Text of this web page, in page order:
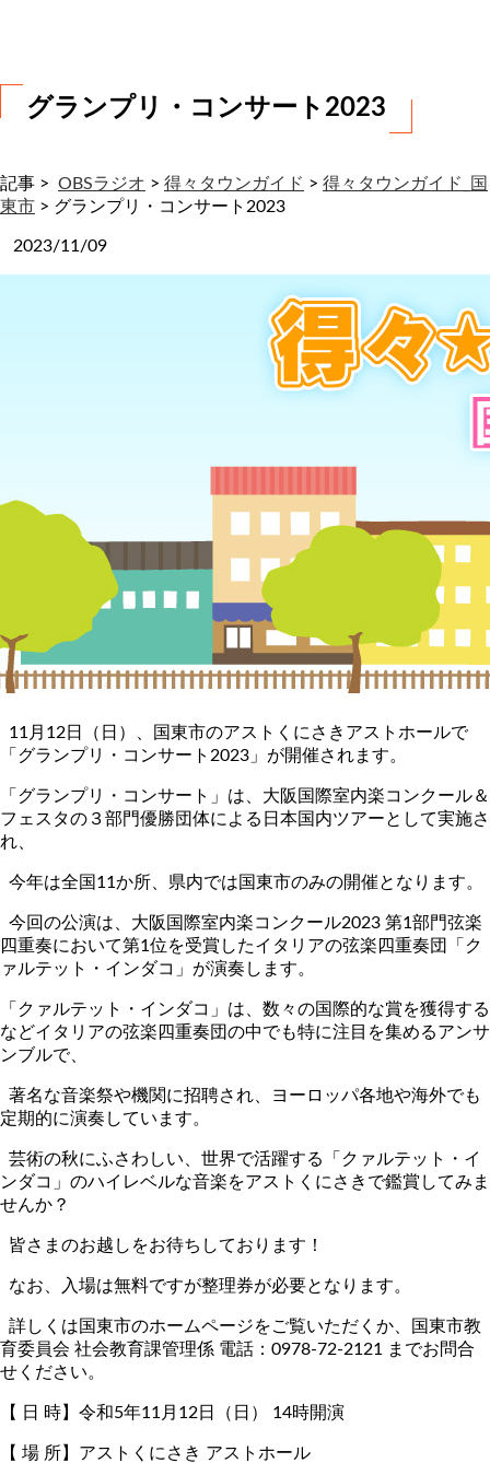
グランプリ・コンサート2023
記事 > OBSラジオ > 得々タウンガイド > 得々タウンガイド_国
東市 > グランプリ・コンサート2023
2023/11/09
11月12日（日）、国東市のアストくにさきアストホールで
「グランプリ・コンサート2023」が開催されます。
「グランプリ・コンサート」は、大阪国際室内楽コンクール＆
フェスタの３部門優勝団体による日本国内ツアーとして実施さ
れ、
今年は全国11か所、県内では国東市のみの開催となります。
今回の公演は、大阪国際室内楽コンクール2023 第1部門弦楽
四重奏において第1位を受賞したイタリアの弦楽四重奏団「ク
ァルテット・インダコ」が演奏します。
「クァルテット・インダコ」は、数々の国際的な賞を獲得する
などイタリアの弦楽四重奏団の中でも特に注目を集めるアンサ
ンブルで、
著名な音楽祭や機関に招聘され、ヨーロッパ各地や海外でも
定期的に演奏しています。
芸術の秋にふさわしい、世界で活躍する「クァルテット・イ
ンダコ」のハイレベルな音楽をアストくにさきで鑑賞してみま
せんか？
皆さまのお越しをお待ちしております！
なお、入場は無料ですが整理券が必要となります。
詳しくは国東市のホームページをご覧いただくか、国東市教
育委員会 社会教育課管理係 電話：0978-72-2121 までお問合
せください。
【 日 時】令和5年11月12日（日） 14時開演
【 場 所】アストくにさき アストホール